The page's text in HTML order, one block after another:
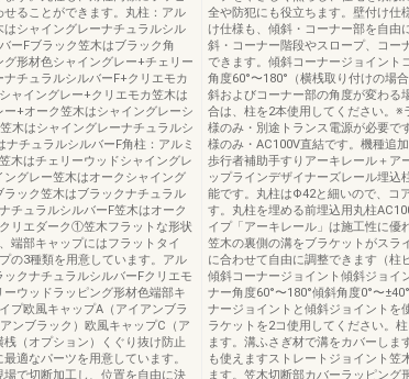
ることができます。丸柱：アル
はシャイングレーナチュラルシル
ーFブラック笠木はブラック角
形材色シャイングレー+チェリー
チュラルシルバーF+クリエモカ
ャイングレー+クリエモカ笠木は
+オーク笠木はシャイングレーシ
木はシャイングレーナチュラルシ
チュラルシルバーF角柱：アルミ
木はチェリーウッドシャイングレ
グレー笠木はオークシャイング
ック笠木はブラックナチュラル
チュラルシルバーF笠木はオーク
リエダーク①笠木フラットな形状
端部キャップにはフラットタイ
の3種類を用意しています。アル
クナチュラルシルバーFクリエモ
ウッドラッピング形材色端部キ
プ欧風キャップA（アイアンブラ
ンブラック）欧風キャップC（ア
（オプション）くぐり抜け防止
適なパーツを用意しています。
で切断加工し、位置を自由に決
全や防犯にも役立ちます。壁付け仕
け仕様も、傾斜・コーナー部を自由
斜・コーナー階段やスロープ、コー
できます。傾斜コーナージョイント
角度60°〜180°（横桟取り付けの場
斜およびコーナー部の角度が変わる
合は、柱を2本使用してください。※
様のみ・別途トランス電源が必要で
様のみ・AC100V直結です。機種追
歩行者補助手すりアーキレール＋ア
ップラインデザイナーズレール埋込
能です。丸柱はΦ42と細いので、コ
す。丸柱を埋める前埋込用丸柱
イプ「アーキレール」は施工性に優
笠木の裏側の溝をブラケットがスラ
に合わせて自由に調整できます（柱
傾斜コーナージョイント傾斜ジョイ
ナー角度60°〜180°傾斜角度0°〜
ナージョイントと傾斜ジョイントを
ラケットを2コ使用してください。
ます。溝ふさぎ材で溝をカバーしま
も使えますストレートジョイント笠
ます。笠木切断部カバーラッピング